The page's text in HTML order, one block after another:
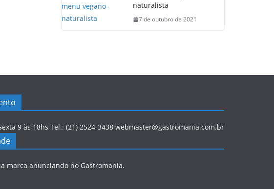
naturalista
7 de outubro de 2021
9 às 18hs Tel.: (21) 2524-3438 webmaster@gastromania.com.br
marca anunciando no Gastromania.